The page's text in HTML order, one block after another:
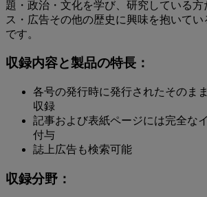
題・政治・文化を学び、研究している
ス・広告その他の歴史に興味を抱いて
です。
収録内容と製品の特長：
各号の発行時に発行されたそのま
収録
記事および表紙ページには完全な
付与
誌上広告も検索可能
収録分野：